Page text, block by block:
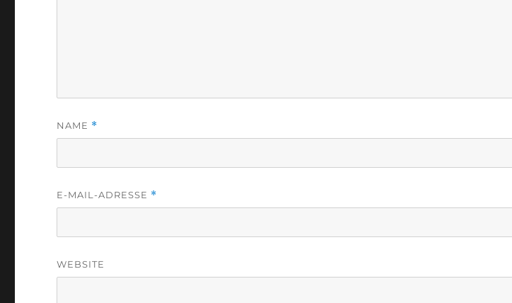
NAME *
E-MAIL-ADRESSE *
WEBSITE